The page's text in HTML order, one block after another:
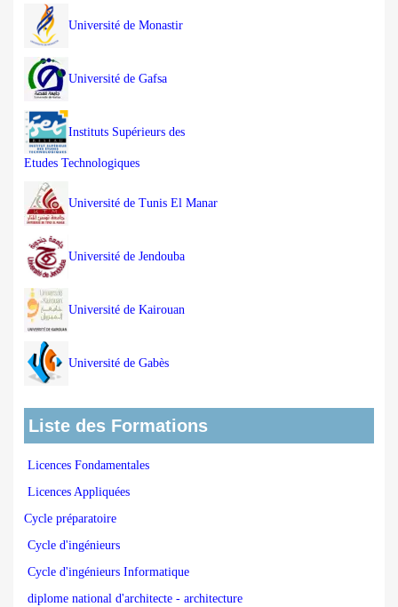
Université de Monastir
Université de Gafsa
Instituts Supérieurs des
Etudes Technologiques
Université de Tunis El Manar
Université de Jendouba
Université de Kairouan
Université de Gabès
Liste des Formations
Licences Fondamentales
Licences Appliquées
Cycle préparatoire
Cycle d'ingénieurs
Cycle d'ingénieurs Informatique
diplome national d'architecte - architecture